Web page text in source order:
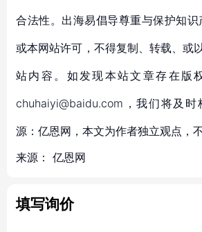
合法性。出海易倡导尊重与保护知
或本网站许可，不得复制、转载、或
站内容。如发现本站文章存在版
chuhaiyi@baidu.com，我们将及
源：亿恩网，本文为作者独立观点，
来源： 亿恩网
填写询价